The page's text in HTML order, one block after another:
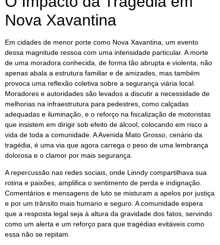
Nova Xavantina
Em cidades de menor porte como Nova Xavantina, um evento
dessa magnitude ressoa com uma intensidade particular. A morte
de uma moradora conhecida, de forma tão abrupta e violenta, não
apenas abala a estrutura familiar e de amizades, mas também
provoca uma reflexão coletiva sobre a segurança viária local.
Moradores e autoridades são levados a discutir a necessidade de
melhorias na infraestrutura para pedestres, como calçadas
adequadas e iluminação, e o reforço na fiscalização de motoristas
que insistem em dirigir sob efeito de álcool, colocando em risco a
vida de toda a comunidade. A Avenida Mato Grosso, cenário da
tragédia, é uma via que agora carrega o peso de uma lembrança
dolorosa e o clamor por mais segurança.
A repercussão nas redes sociais, onde Linndy compartilhava sua
rotina e paixões, amplifica o sentimento de perda e indignação.
Comentários e mensagens de luto se misturam a apelos por justiça
e por um trânsito mais humano e seguro. A comunidade espera
que a resposta legal seja à altura da gravidade dos fatos, servindo
como um alerta e um reforço para que tragédias evitáveis como
essa não se repitam.